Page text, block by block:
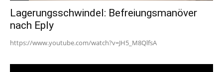
Lagerungsschwindel: Befreiungsmanöver
nach Eply
https://www.youtube.com/watch?v=JH5_M8QlfsA